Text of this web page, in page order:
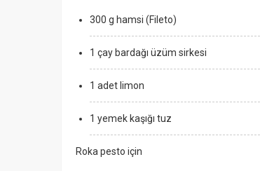
300 g hamsi (Fileto)
1 çay bardağı üzüm sirkesi
1 adet limon
1 yemek kaşığı tuz
Roka pesto için